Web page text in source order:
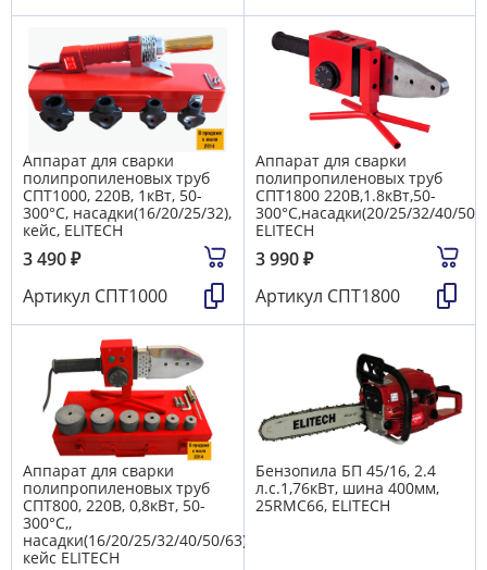
Аппарат для сварки
полипропиленовых труб
СПТ1000, 220В, 1кВт, 50-
300°С, насадки(16/20/25/32),
кейс, ELITECH
3 490₽
Артикул СПТ1000
Аппарат для сварки
полипропиленовых труб
СПТ1800 220В,1.8кВт,50-
300°С,насадки(20/25/32/40/50/
ELITECH
3 990₽
Артикул СПТ1800
Аппарат для сварки
полипропиленовых труб
СПТ800, 220В, 0,8кВт, 50-
300°С,,
насадки(16/20/25/32/40/50/63),
кейс ELITECH
Бензопила БП 45/16, 2.4
л.с.1,76кВт, шина 400мм,
25RMC66, ELITECH